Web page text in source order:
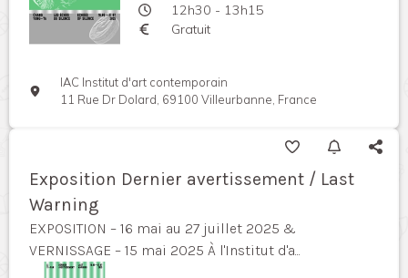
12h30 - 13h15
Gratuit
IAC Institut d'art contemporain
11 Rue Dr Dolard, 69100 Villeurbanne, France
Exposition Dernier avertissement / Last
Warning
EXPOSITION – 16 mai au 27 juillet 2025 &
VERNISSAGE – 15 mai 2025 À l'Institut d'a...